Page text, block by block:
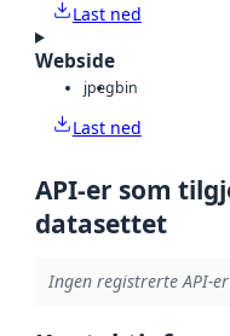
Last ned
Webside
jpegbin
Last ned
API-er som
datasettet
Ingen registrerte API-